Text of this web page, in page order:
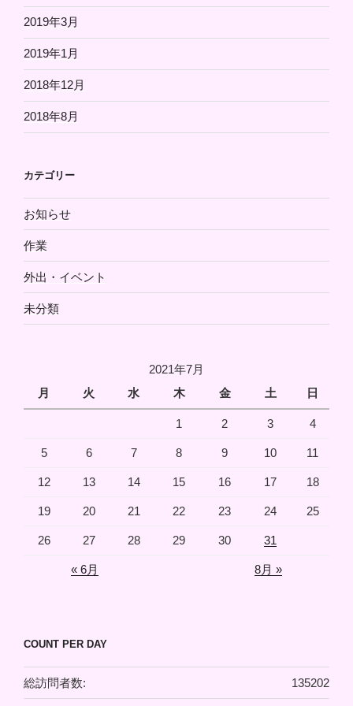
2019年3月
2019年1月
2018年12月
2018年8月
カテゴリー
お知らせ
作業
外出・イベント
未分類
2021年7月
月
火 水 木 金 土 日
1 2 3 4
5 6 7 8 9 10 11
12 13 14 15 16 17 18
19 20 21 22 23 24 25
26 27 28 29 30 31
« 6月 8月 »
COUNT PER DAY
135202
総訪問者数: